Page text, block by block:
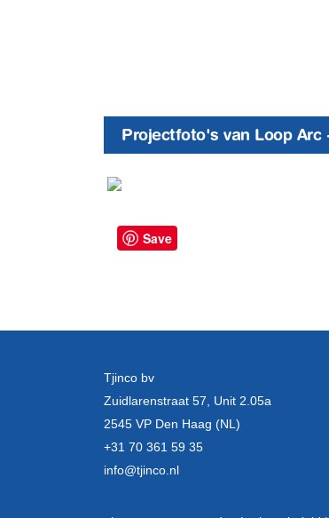
Projectfoto's van Loop Arc
Save
Tjinco bv
Zuidlarenstraat 57, Unit 2.05a
2545 VP Den Haag (NL)
+31 70 361 59 35
info@tjinco.nl